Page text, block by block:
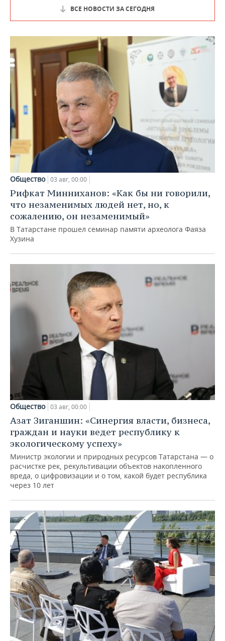
ВСЕ НОВОСТИ ЗА СЕГОДНЯ
Общество 03 авг, 00:00
Рифкат Минниханов: «Как бы ни говорили,
что незаменимых людей нет, но, к
сожалению, он незаменимый»
В Татарстане прошел семинар памяти археолога Фаяза
Хузина
Общество 03 авг, 00:00
Азат Зиганшин: «Синергия власти, бизнеса,
граждан и науки ведет республику к
экологическому успеху»
Министр экологии и природных ресурсов Татарстана — о
расчистке рек, рекультивации объектов накопленного
вреда, о цифровизации и о том, какой будет республика
через 10 лет